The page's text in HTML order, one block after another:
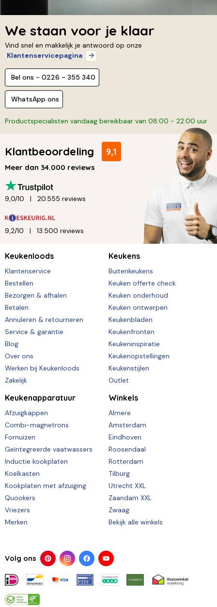
We staan voor je klaar
Vind snel en makkelijk je antwoord op onze
Klantenservicepagina
Bel ons - 0226 - 355 340
WhatsApp ons
Productspecialisten vandaag bereikbaar van 08:00 - 22:00 uur
Klantbeoordeling 9,1
Meer dan 34.000 reviews
9,0/10 20.555 reviews
9,2/10 13.500 reviews
Keukenloods
Klantenservice
Bestellen
Bezorgen & afhalen
Betalen
Annuleren & retourneren
Service & garantie
Blog
Over ons
Werken bij Keukenloods
Zakelijk
Keukens
Buitenkeukens
Keuken offerte check
Keuken onderhoud
Keuken ontwerpen
Keukenbladen
Keukenfronten
Keukeninspiratie
Keukenopstellingen
Keukenstijlen
Outlet
Keukenapparatuur
Afzuigkappen
Combi-magnetrons
Fornuizen
Geïntegreerde vaatwassers
Inductie kookplaten
Koelkasten
Kookplaten met afzuiging
Quookers
Vriezers
Merken
Winkels
Almere
Amsterdam
Eindhoven
Roosendaal
Rotterdam
Tilburg
Utrecht XXL
Zaandam XXL
Zwaag
Bekijk alle winkels
Volg ons